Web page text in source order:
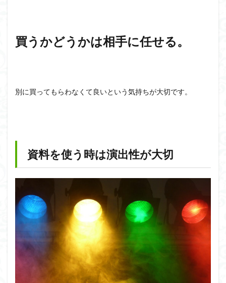
買うかどうかは相手に任せる。
別に買ってもらわなくて良いという気持ちが大切です。
資料を使う時は演出性が大切